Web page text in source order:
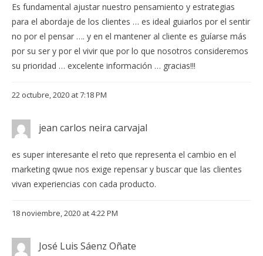
Es fundamental ajustar nuestro pensamiento y estrategias
para el abordaje de los clientes … es ideal guiarlos por el sentir
no por el pensar …. y en el mantener al cliente es guíarse más
por su ser y por el vivir que por lo que nosotros consideremos
su prioridad … excelente información … gracias!!!
22 octubre, 2020 at 7:18 PM
jean carlos neira carvajal
es super interesante el reto que representa el cambio en el
marketing qwue nos exige repensar y buscar que las clientes
vivan experiencias con cada producto.
18 noviembre, 2020 at 4:22 PM
José Luis Sáenz Oñate